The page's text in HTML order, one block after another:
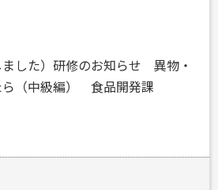
ました）研修のお知らせ 異物・
ら（中級編） 食品開発課